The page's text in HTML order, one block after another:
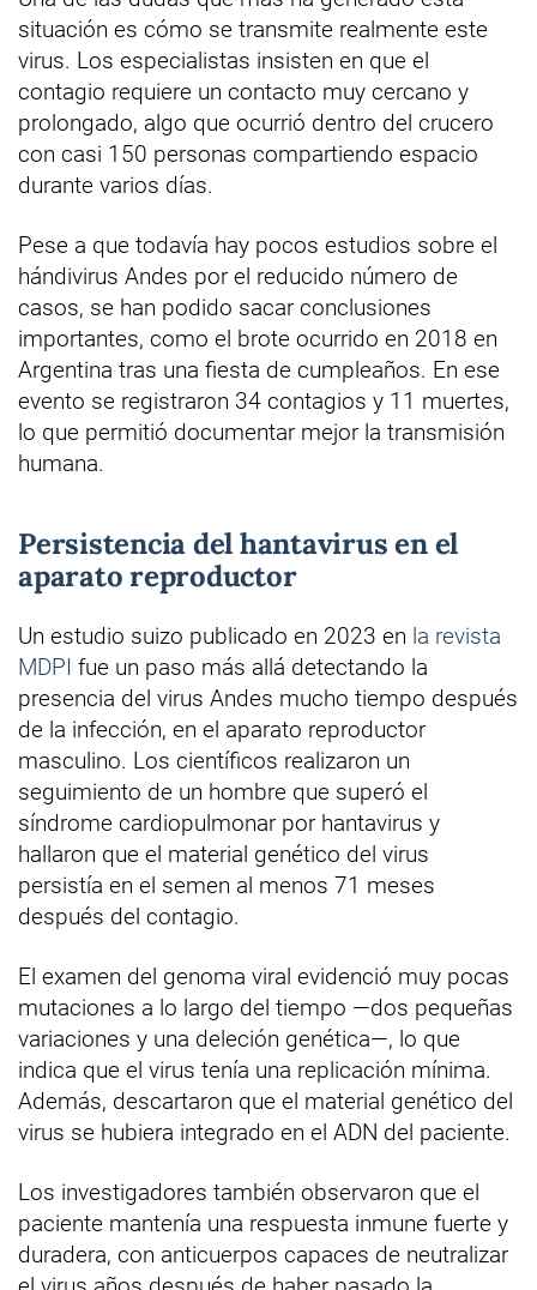
situación es cómo se transmite realmente este
virus. Los especialistas insisten en que el
contagio requiere un contacto muy cercano y
prolongado, algo que ocurrió dentro del crucero
con casi 150 personas compartiendo espacio
durante varios días.
Pese a que todavía hay pocos estudios sobre el
hándivirus Andes por el reducido número de
casos, se han podido sacar conclusiones
importantes, como el brote ocurrido en 2018 en
Argentina tras una fiesta de cumpleaños. En ese
evento se registraron 34 contagios y 11 muertes,
lo que permitió documentar mejor la transmisión
humana.
Persistencia del hantavirus en el
aparato reproductor
Un estudio suizo publicado en 2023 en la revista
MDPI fue un paso más allá detectando la
presencia del virus Andes mucho tiempo después
de la infección, en el aparato reproductor
masculino. Los científicos realizaron un
seguimiento de un hombre que superó el
síndrome cardiopulmonar por hantavirus y
hallaron que el material genético del virus
persistía en el semen al menos 71 meses
después del contagio.
El examen del genoma viral evidenció muy pocas
mutaciones a lo largo del tiempo —dos pequeñas
variaciones y una deleción genética—, lo que
indica que el virus tenía una replicación mínima.
Además, descartaron que el material genético del
virus se hubiera integrado en el ADN del paciente.
Los investigadores también observaron que el
paciente mantenía una respuesta inmune fuerte y
duradera, con anticuerpos capaces de neutralizar